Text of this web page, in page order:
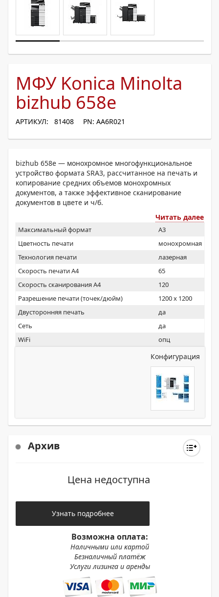
МФУ Konica Minolta
bizhub 658e
АРТИКУЛ: 81408 PN: AA6R021
bizhub 658e — монохромное многофункциональное
устройство формата SRA3, рассчитанное на печать и
копирование средних объемов монохромных
документов, а также эффективное сканирование
документов в цвете и ч/б.
Читать далее
Максимальный формат
A3
Цветность печати
монохромная
Технология печати
лазерная
Скорость печати А4
65
Скорость сканирования А4
120
Разрешение печати (точек/дюйм)
1200 x 1200
Двусторонняя печать
да
Сеть
да
WiFi
опц
Конфигурация
Архив
Цена недоступна
Узнать подробнее
Возможна оплата:
Наличными или картой
Безналичный платёж
Услуги лизинга и аренды